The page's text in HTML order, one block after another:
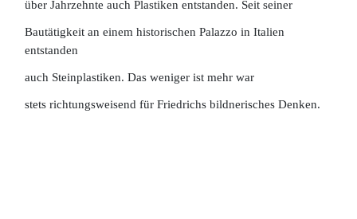
über Jahrzehnte auch Plastiken entstanden. Seit seiner
Bautätigkeit an einem historischen Palazzo in Italien
entstanden
auch Steinplastiken. Das weniger ist mehr war
stets richtungsweisend für Friedrichs bildnerisches Denken.